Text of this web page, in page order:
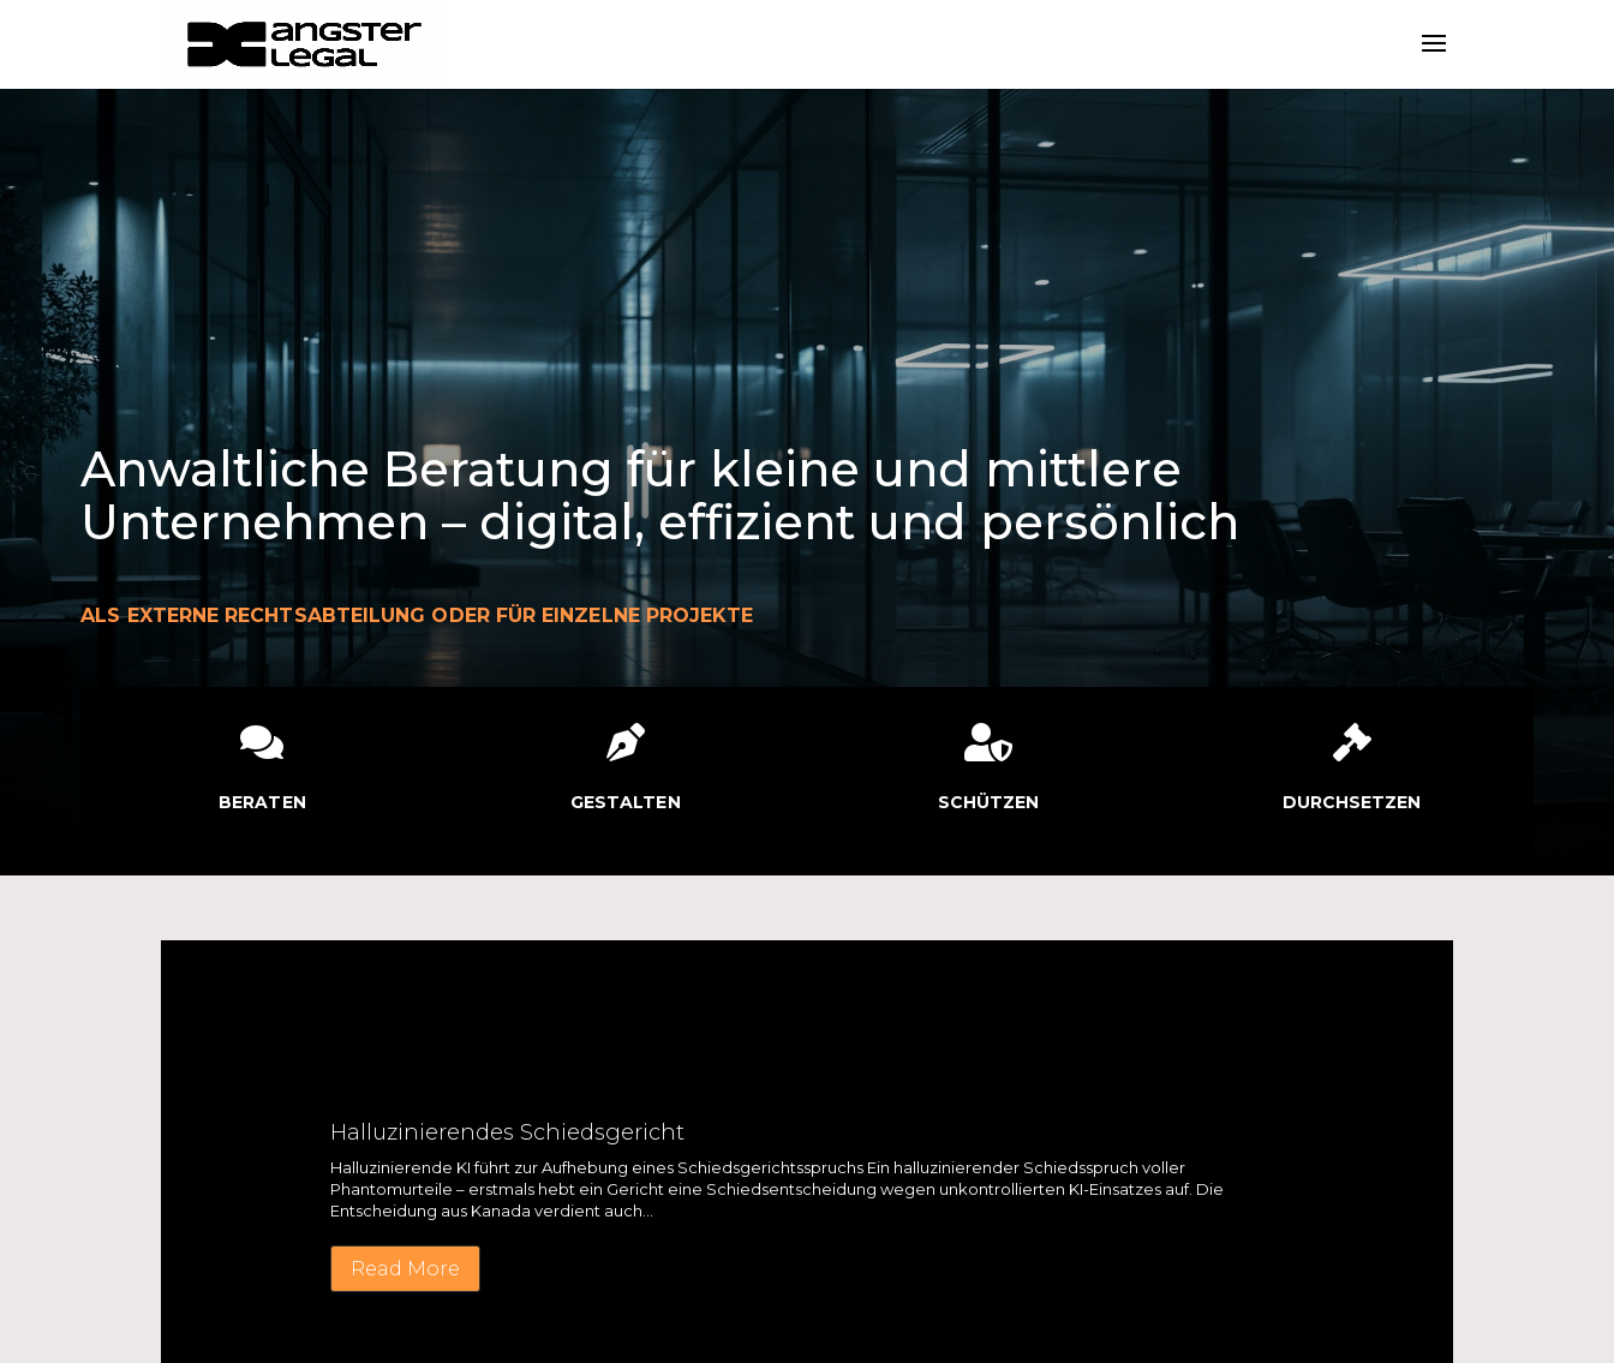
Anwaltliche Beratung für kleine und mittlere
Unternehmen – digital, effizient und persönlich
ALS EXTERNE RECHTSABTEILUNG ODER FÜR EINZELNE PROJEKTE

BERATEN

GESTALTEN

SCHÜTZEN

DURCHSETZEN
Halluzinierendes Schiedsgericht
Halluzinierende KI führt zur Aufhebung eines Schiedsgerichtsspruchs Ein halluzinierender Schiedsspruch voller
Phantomurteile – erstmals hebt ein Gericht eine Schiedsentscheidung wegen unkontrollierten KI-Einsatzes auf. Die
Entscheidung aus Kanada verdient auch…
Read More